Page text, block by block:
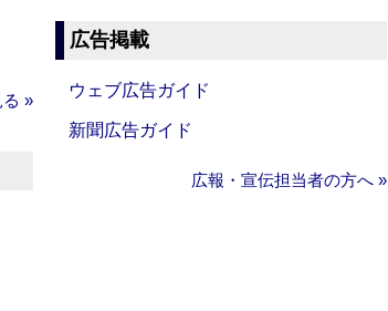
る »
広告掲載
ウェブ広告ガイド
新聞広告ガイド
広報・宣伝担当者の方へ »